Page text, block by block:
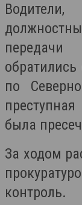
по
была
За ходом
контроль.